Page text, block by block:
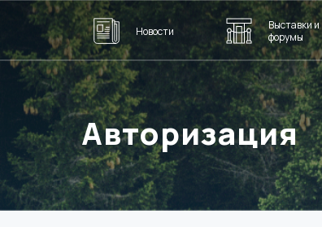
Новости
Выставки и
форумы
Авторизация